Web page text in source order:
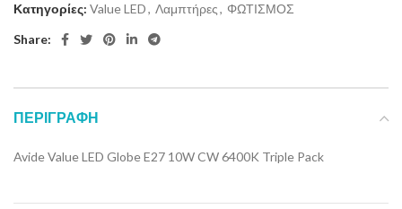
Κατηγορίες: Value LED, Λαμπτήρες, ΦΩΤΙΣΜΟΣ
Share:
ΠΕΡΙΓΡΑΦΉ
Avide Value LED Globe E27 10W CW 6400K Triple Pack